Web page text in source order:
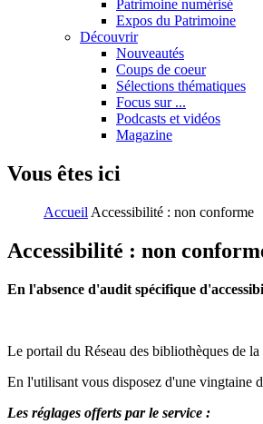
Patrimoine numérisé
Expos du Patrimoine
Découvrir
Nouveautés
Coups de coeur
Sélections thématiques
Focus sur ...
Podcasts et vidéos
Magazine
Vous êtes ici
Accueil Accessibilité : non conforme
Accessibilité : non
En l'absence d'audit spécifique
Le portail du Réseau des bibliothèques de
En l'utilisant vous disposez d'une vingtaine
Les réglages offerts par le service :